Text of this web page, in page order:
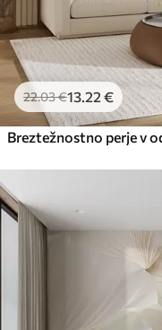
22.03€13 .22 €